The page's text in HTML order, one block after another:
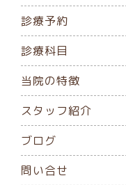
診療予約
診療科目
当院の特徴
スタッフ紹介
ブログ
問い合せ